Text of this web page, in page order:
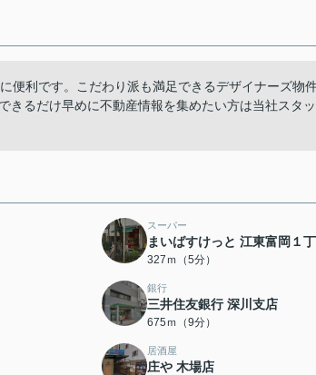
便利です。こだわり派も満足できるデザイナーズ物
きるだけ早めに不動産情報を集めたい方は当社スタッ
スーパー
まいばすけっと 江東富岡１
327ｍ（5分）
銀行
三井住友銀行 深川支店
675ｍ（9分）
居酒屋
庄や 木場店